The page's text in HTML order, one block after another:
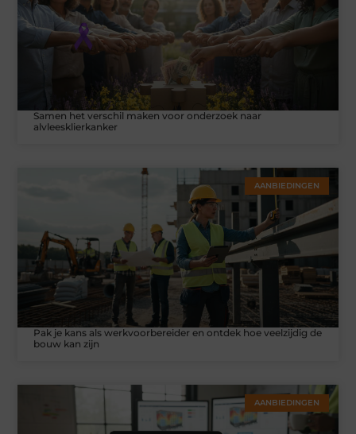
Samen het verschil maken voor onderzoek naar
alvleesklierkanker
AANBIEDINGEN
Pak je kans als werkvoorbereider en ontdek hoe veelzijdig de
bouw kan zijn
AANBIEDINGEN